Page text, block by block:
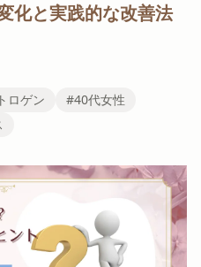
化と実践的な改善法
ロゲン
#40代女性